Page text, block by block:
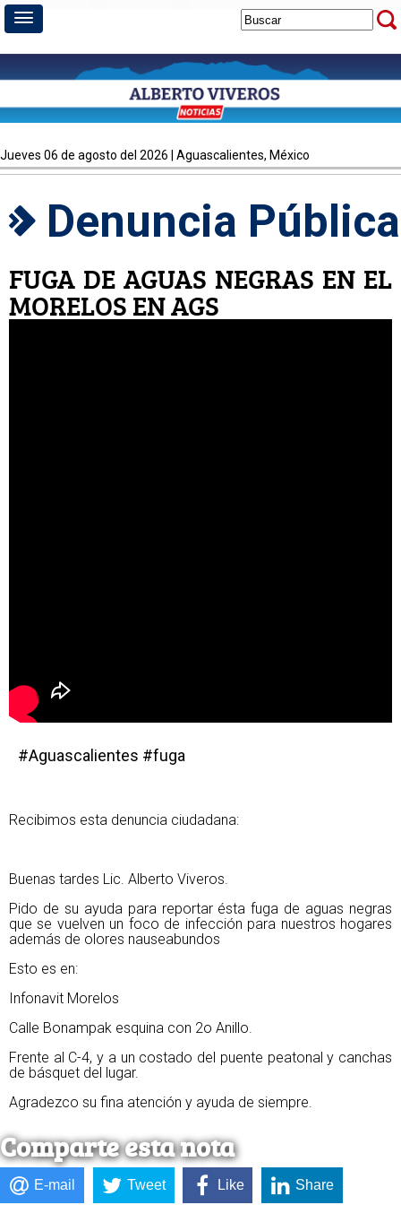
jueves 06 de agosto del 2026 | Aguascalientes, México
Denuncia Pública
FUGA DE AGUAS NEGRAS EN EL
MORELOS EN AGS
#Aguascalientes #fuga
Recibimos esta denuncia ciudadana:
Buenas tardes Lic. Alberto Viveros.
Pido de su ayuda para reportar ésta fuga de aguas negras
que se vuelven un foco de infección para nuestros hogares
además de olores nauseabundos
Esto es en:
Infonavit Morelos
Calle Bonampak esquina con 2o Anillo.
Frente al C-4, y a un costado del puente peatonal y canchas
de básquet del lugar.
Agradezco su fina atención y ayuda de siempre.
Comparte esta nota
E-mail Tweet Like Share